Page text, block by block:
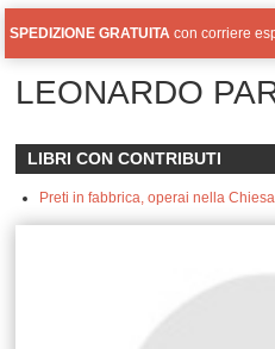
SPEDIZIONE GRATUITA con corriere
LEONARDO
LIBRI CON CONTRIBUTI
Preti in fabbrica, operai nella Chiesa